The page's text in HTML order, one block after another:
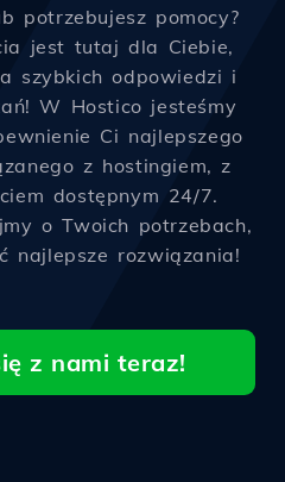
potrzebujesz pomocy?
jest tutaj dla Ciebie,
szybkich odpowiedzi i
W Hostico jesteśmy
Ci najlepszego
z hostingiem, z
dostępnym 24/7.
o Twoich potrzebach,
najlepsze rozwiązania!
z nami teraz!